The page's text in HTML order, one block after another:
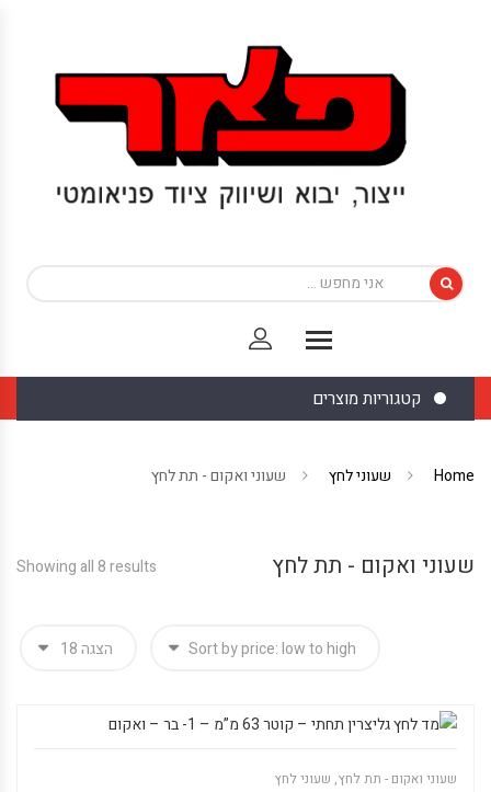
קטגוריות מוצרים
Home שעוני לחץ שעוני ואקום - תת לחץ
שעוני ואקום - תת לחץ Showing all 8 results
שעוני ואקום - תת לחץ, שעוני לחץ